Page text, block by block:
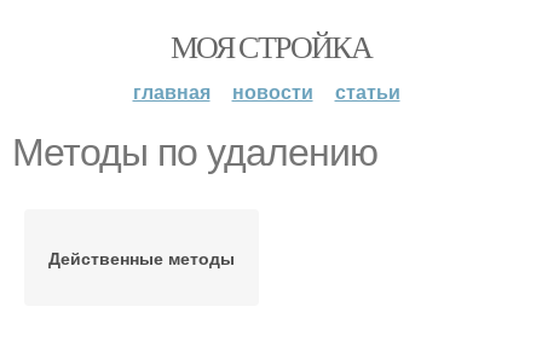
МОЯ СТРОЙКА
главная новости статьи
Методы по удалению
Действенные методы